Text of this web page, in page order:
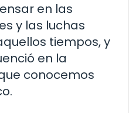
en las
y las luchas
tiempos, y
en la
conocemos